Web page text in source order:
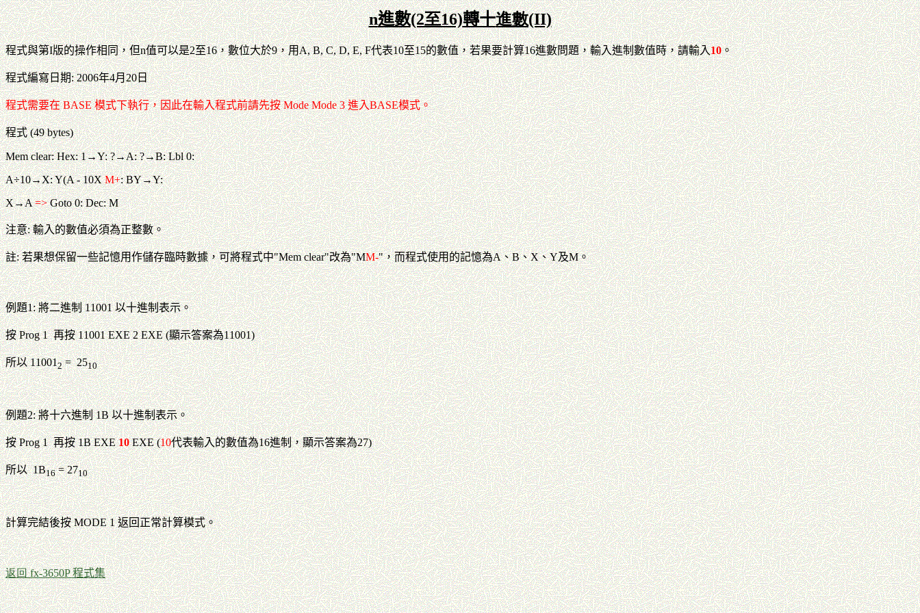
n進數(2至16)轉十進數(II)
程式與第I版的操作相同，但n值可以是2至16，數位大於9，用A, B, C, D, E, F代表10至15的數值，若果要計算16進數問題，輸入進制數值時，請輸入10。
程式編寫日期: 2006年4月20日
程式需要在 BASE 模式下執行，因此在輸入程式前請先按 Mode Mode 3 進入BASE模式。
程式 (49 bytes)
Mem clear: Hex: 1→Y: ?→A: ?→B: Lbl 0:
A÷10→X: Y(A - 10XM+: BY→Y:
X→A=>Goto 0: Dec: M
注意: 輸入的數值必須為正整數。
註: 若果想保留一些記憶用作儲存臨時數據，可將程式中"Mem clear"改為"MM-"，而程式使用的記憶為A、B、X、Y及M。
例題1: 將二進制 11001 以十進制表示。
按Prog 1再按 11001 EXE 2 EXE (顯示答案為11001)
所以 110012= 2510
例題2: 將十六進制 1B 以十進制表示。
按Prog 1再按 1B EXE10EXE (10代表輸入的數值為16進制，顯示答案為27)
所以 1B16= 2710
計算完結後按 MODE 1 返回正常計算模式。
返回fx-3650P 程式集